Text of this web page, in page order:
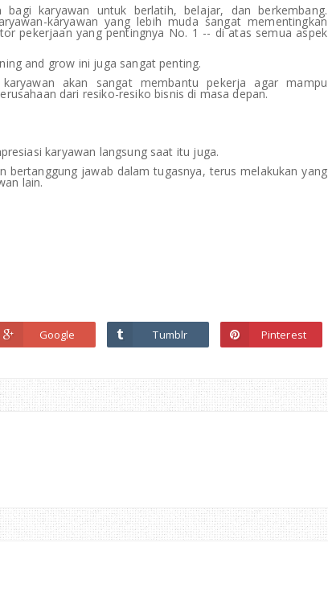
bagi karyawan untuk berlatih, belajar, dan berkembang.
karyawan yang lebih muda sangat mementingkan
pekerjaan yang pentingnya No. 1 -- di atas semua aspek
and grow ini juga sangat penting.
akan sangat membantu pekerja agar mampu
dari resiko-resiko bisnis di masa depan.
karyawan langsung saat itu juga.
bertanggung jawab dalam tugasnya, terus melakukan yang
lain.
Google Tumblr Pinterest